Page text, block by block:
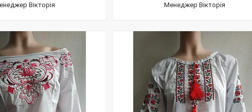
Вікторія Менеджер Вікторія